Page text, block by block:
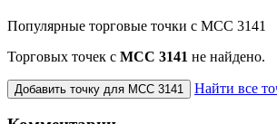
Популярные торговые точки с MCC 3141
Торговых точек с МСС 3141 не найдено.
Добавить точку для MCC 3141 Найти все